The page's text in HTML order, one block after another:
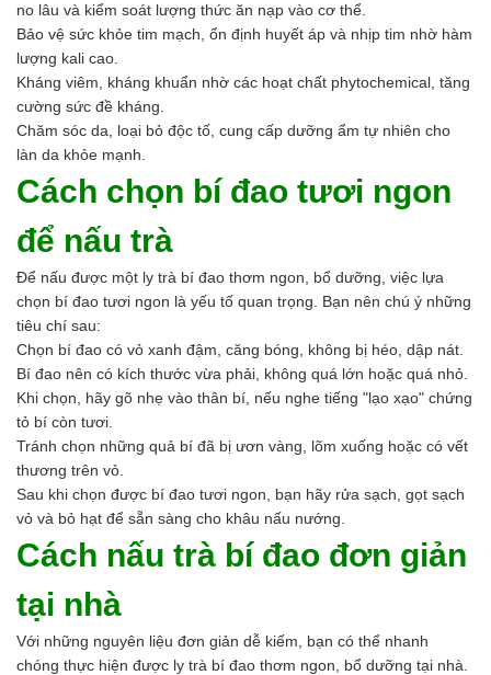
no lâu và kiểm soát lượng thức ăn nạp vào cơ thể.
Bảo vệ sức khỏe tim mạch, ổn định huyết áp và nhịp tim nhờ hàm
lượng kali cao.
Kháng viêm, kháng khuẩn nhờ các hoạt chất phytochemical, tăng
cường sức đề kháng.
Chăm sóc da, loại bỏ độc tố, cung cấp dưỡng ẩm tự nhiên cho
làn da khỏe mạnh.
Cách chọn bí đao tươi ngon
để nấu trà
Để nấu được một ly trà bí đao thơm ngon, bổ dưỡng, việc lựa
chọn bí đao tươi ngon là yếu tố quan trọng. Bạn nên chú ý những
tiêu chí sau:
Chọn bí đao có vỏ xanh đậm, căng bóng, không bị héo, dập nát.
Bí đao nên có kích thước vừa phải, không quá lớn hoặc quá nhỏ.
Khi chọn, hãy gõ nhẹ vào thân bí, nếu nghe tiếng "lạo xạo" chứng
tỏ bí còn tươi.
Tránh chọn những quả bí đã bị ươn vàng, lõm xuống hoặc có vết
thương trên vỏ.
Sau khi chọn được bí đao tươi ngon, bạn hãy rửa sạch, gọt sạch
vỏ và bỏ hạt để sẵn sàng cho khâu nấu nướng.
Cách nấu trà bí đao đơn giản
tại nhà
Với những nguyên liệu đơn giản dễ kiếm, bạn có thể nhanh
chóng thực hiện được ly trà bí đao thơm ngon, bổ dưỡng tại nhà.